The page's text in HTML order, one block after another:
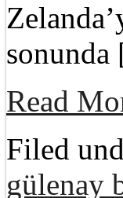
Read
Filed
gülenay